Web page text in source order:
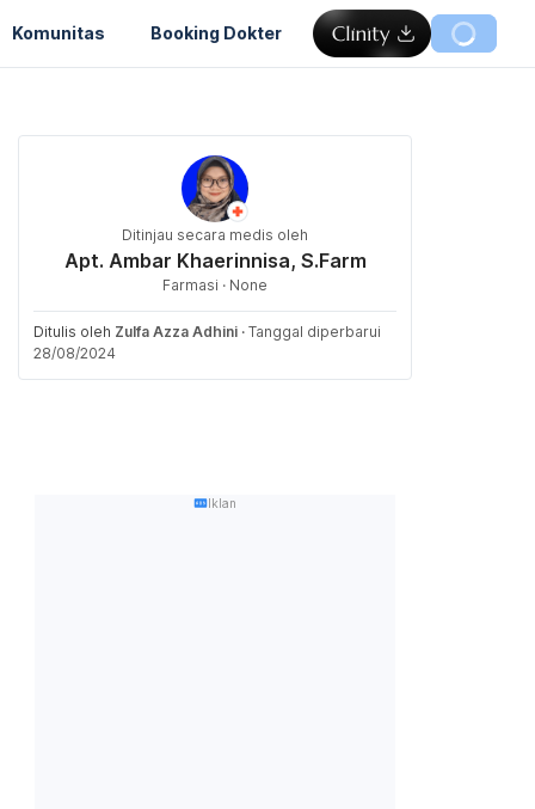
Komunitas Booking Dokter
Ditinjau secara medis oleh
Apt. Ambar Khaerinnisa, S.Farm
Farmasi · None
Ditulis oleh Zulfa Azza Adhini · Tanggal diperbarui
28/08/2024
Iklan